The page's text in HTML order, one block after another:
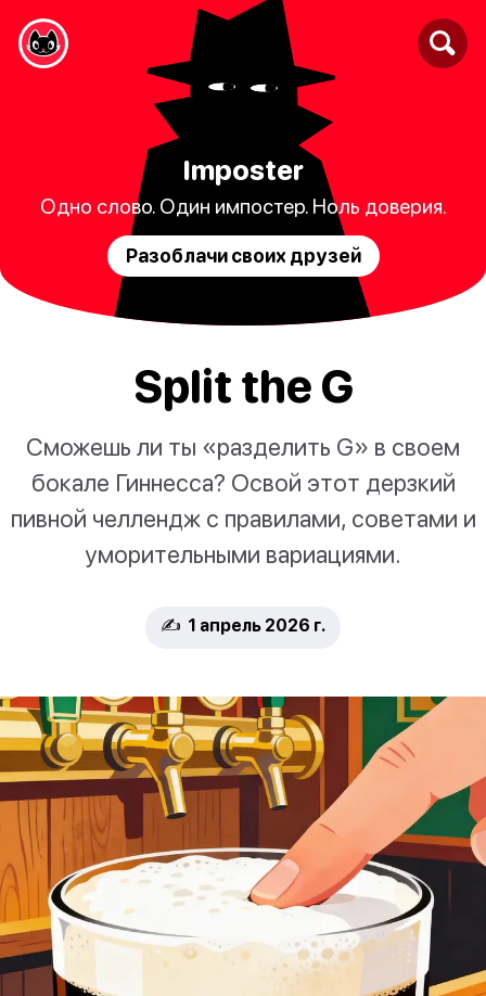
Imposter
Одно слово. Один импостер. Ноль доверия.
Разоблачи своих друзей
Split the G
Сможешь ли ты «разделить G» в своем
бокале Гиннесса? Освой этот дерзкий
пивной челлендж с правилами, советами и
уморительными вариациями.
✍️ 1 апрель 2026 г.